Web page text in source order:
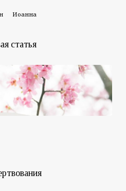
Иоанна
статья